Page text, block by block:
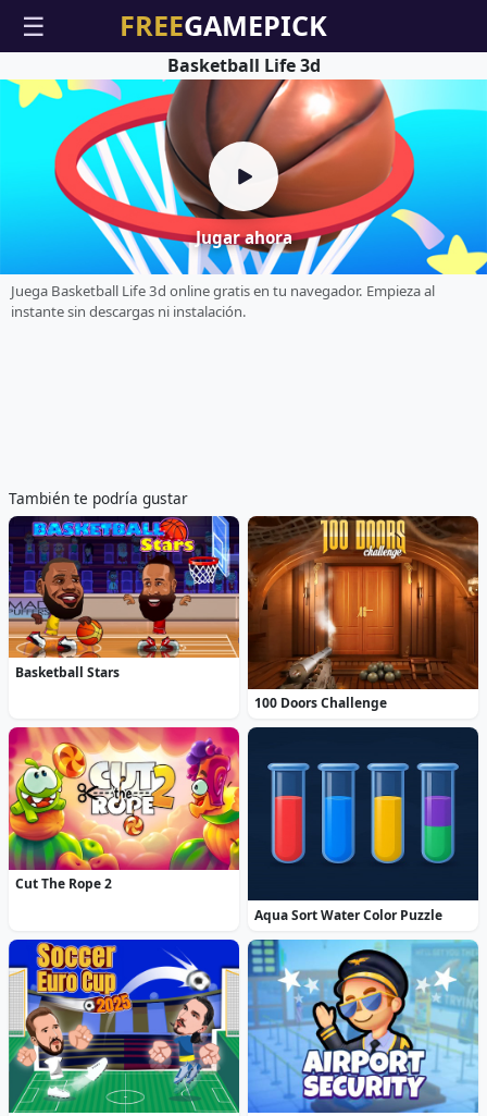
☰
Jugar ahora
Basketball Life 3d
Juega Basketball Life 3d online gratis en tu navegador. Empieza al
instante sin descargas ni instalación.
También te podría gustar
Basketball Stars
100 Doors Challenge
Cut The Rope 2
Aqua Sort Water Color Puzzle